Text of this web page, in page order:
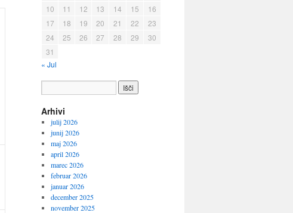
10
11 12 13 14 15
16
17
18 19 20 21 22
23
24
25 26 27 28 29
30
31
« Jul
Arhivi
julij 2026
junij 2026
maj 2026
april 2026
marec 2026
februar 2026
januar 2026
december 2025
november 2025